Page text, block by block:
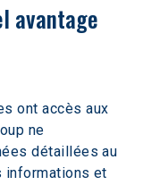
avantage
ont accès aux
ne
détaillées au
informations et